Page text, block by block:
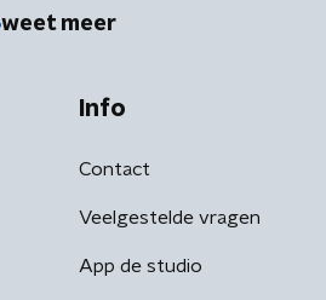
weet meer
Info
Contact
Veelgestelde vragen
App de studio